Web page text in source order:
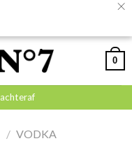
×
0
/ VODKA